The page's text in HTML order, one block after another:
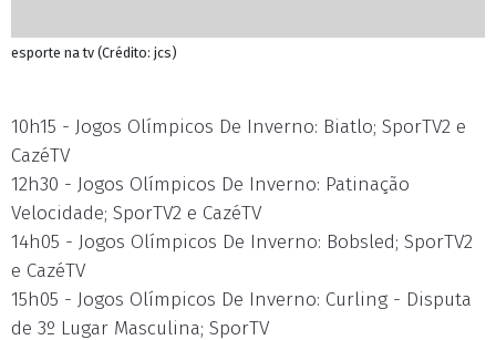
esporte na tv (Crédito: jcs)
10h15 - Jogos Olímpicos De Inverno: Biatlo; SporTV2 e
CazéTV
12h30 - Jogos Olímpicos De Inverno: Patinação
Velocidade; SporTV2 e CazéTV
14h05 - Jogos Olímpicos De Inverno: Bobsled; SporTV2
e CazéTV
15h05 - Jogos Olímpicos De Inverno: Curling - Disputa
de 3º Lugar Masculina; SporTV